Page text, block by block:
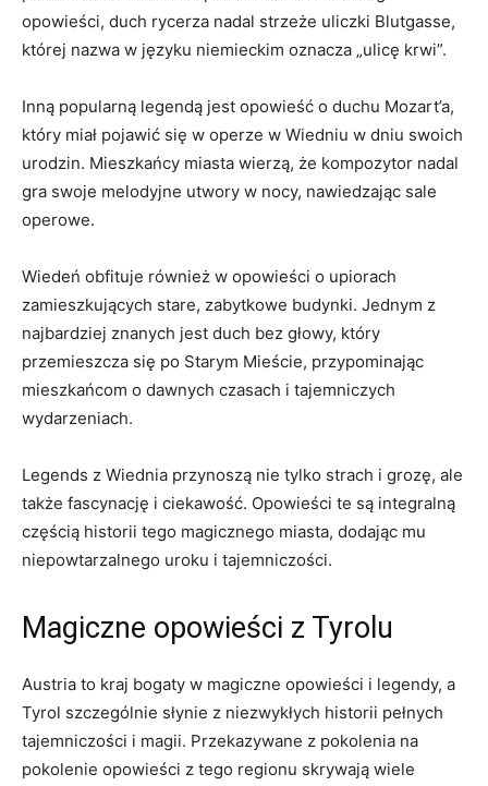
opowieści, duch rycerza nadal strzeże uliczki Blutgasse,
której nazwa w języku niemieckim ​oznacza „ulicę krwi”.
Inną ‍popularną legendą jest ⁣opowieść o duchu Mozart’a,
który miał pojawić się w operze w Wiedniu w dniu ⁣swoich
urodzin. Mieszkańcy miasta wierzą, że kompozytor nadal
gra swoje melodyjne utwory w nocy,‍ nawiedzając sale
operowe.
Wiedeń obfituje​ również w opowieści⁢ o upiorach
zamieszkujących stare, ⁣zabytkowe budynki. Jednym z
⁤najbardziej znanych jest ‌duch bez głowy, który
przemieszcza się po Starym Mieście, ​przypominając
mieszkańcom ⁤o dawnych czasach i tajemniczych
wydarzeniach.
Legends ⁤z Wiednia⁢ przynoszą nie tylko strach‍ i ⁣grozę, ​ale
‌także fascynację i ciekawość. Opowieści te są integralną
częścią historii tego magicznego miasta,‍ dodając mu
niepowtarzalnego uroku ⁢i tajemniczości.
Magiczne opowieści z Tyrolu
Austria to kraj bogaty⁤ w magiczne opowieści i legendy, ​a
Tyrol szczególnie słynie z ⁤niezwykłych historii pełnych
tajemniczości i magii. Przekazywane z pokolenia na
pokolenie opowieści z tego regionu skrywają wiele⁢